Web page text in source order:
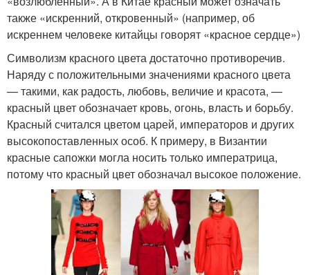
также «искренний, откровенный» (например, об
искреннем человеке китайцы говорят «красное сердце»)
Символизм красного цвета достаточно противоречив.
Наряду с положительными значениями красного цвета
— такими, как радость, любовь, величие и красота, —
красный цвет обозначает кровь, огонь, власть и борьбу.
Красный считался цветом царей, императоров и других
высокопоставленных особ. К примеру, в Византии
красные сапожки могла носить только императрица,
потому что красный цвет обозначал высокое положение.